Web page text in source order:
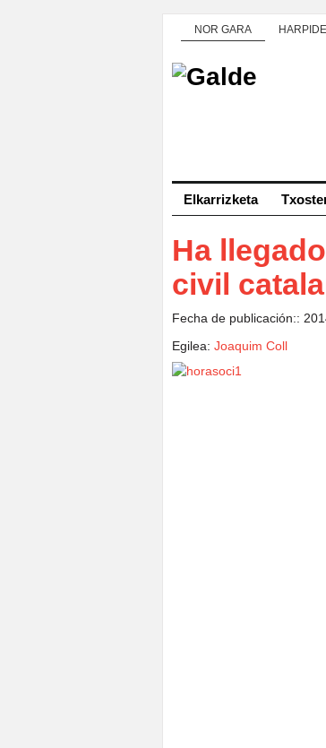
NOR GARA
Elkarrizketa
Ha
civil
Fecha de publicación::
Egilea: Joaquim Coll